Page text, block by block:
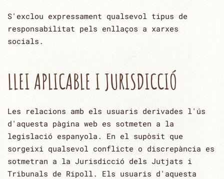
S'exclou expressament qualsevol tipus de
responsabilitat pels enllaços a xarxes
socials.
LLEI APLICABLE I JURISDICCIÓ
Les relacions amb els usuaris derivades l'ús
d'aquesta pàgina web es sotmeten a la
legislació espanyola. En el ‎supòsit que
sorgeixi qualsevol conflicte o discrepància es
sotmetran a la Jurisdicció dels Jutjats i
Tribunals de ‎Ripoll. Els usuaris d'aquesta